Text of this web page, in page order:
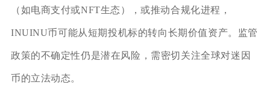
（如电商支付或NFT生态），或推动合规化进程，
INUINU币可能从短期投机标的转向长期价值资产。监管
政策的不确定性仍是潜在风险，需密切关注全球对迷因
币的立法动态。